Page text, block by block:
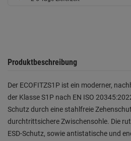
Produktbeschreibung
Der ECOFITZS1P ist ein moderner,
der Klasse S1P nach EN ISO
Schutz durch eine stahlfreie
durchtrittsichere Zwischensohle. Die
ESD-Schutz, sowie antistatische und